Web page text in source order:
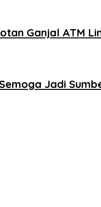
Ganjal ATM
Jadi